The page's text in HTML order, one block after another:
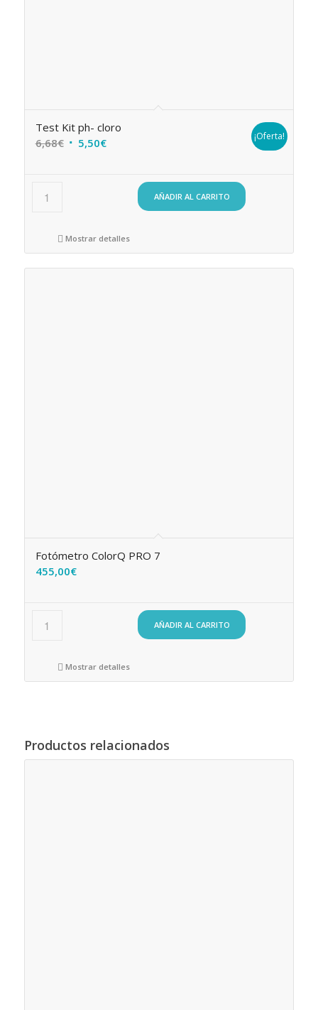
Test Kit ph- cloro
6,68€ El 5,50€El
¡Oferta!
AÑADIR AL CARRITO
Mostrar detalles
Fotómetro ColorQ PRO 7
455,00€
AÑADIR AL CARRITO
Mostrar detalles
Productos relacionados